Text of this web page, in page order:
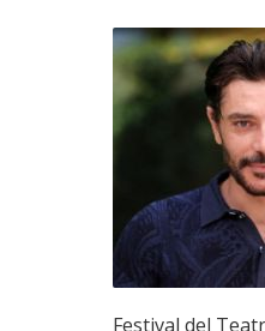
Festival del